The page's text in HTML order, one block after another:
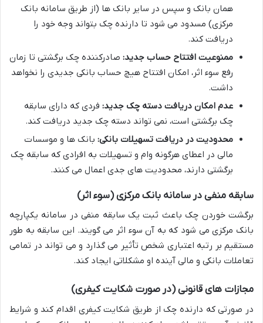
همان بانک و سپس در سایر بانک ها (از طریق سامانه بانک
مرکزی) مسدود می شود تا دارنده چک بتواند وجه خود را
دریافت کند.
ممنوعیت افتتاح حساب جدید: صادرکننده چک برگشتی تا زمان
رفع سوء اثر، امکان افتتاح هیچ حساب بانکی جدیدی را نخواهد
داشت.
عدم امکان دریافت دسته چک جدید: فردی که دارای سابقه
چک برگشتی است، نمی تواند دسته چک جدید دریافت کند.
محدودیت در دریافت تسهیلات بانکی: بانک ها و موسسات
مالی در اعطای هرگونه وام و تسهیلات به افرادی که سابقه چک
برگشتی دارند، محدودیت های جدی اعمال می کنند.
سابقه منفی در سامانه بانک مرکزی (سوء اثر)
برگشت خوردن چک باعث ثبت یک سابقه منفی در سامانه یکپارچه
بانک مرکزی می شود که به آن سوء اثر می گویند. این سابقه به طور
مستقیم بر رتبه اعتباری شخص تأثیر می گذارد و می تواند در تمامی
تعاملات بانکی و مالی آینده او مشکلاتی ایجاد کند.
مجازات های قانونی (در صورت شکایت کیفری)
در صورتی که دارنده چک از طریق شکایت کیفری اقدام کند و شرایط